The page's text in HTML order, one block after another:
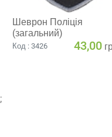
Шеврон Поліція
(загальний)
Код : 3426 43,00
;